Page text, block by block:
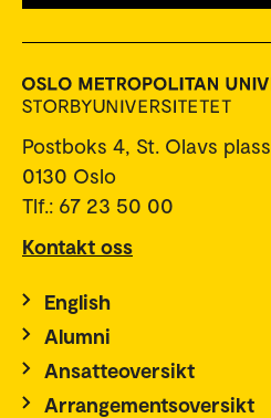
Postboks 4, St. Olavs plass
0130 Oslo
Tlf.: 67 23 50 00
Kontakt oss
English
Alumni
Ansatteoversikt
Arrangementsoversikt